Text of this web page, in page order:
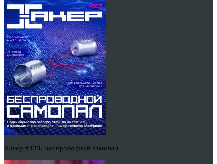
Хакер #323. Беспроводной самопал